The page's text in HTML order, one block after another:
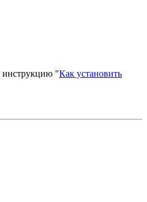
инструкцию "Как установить